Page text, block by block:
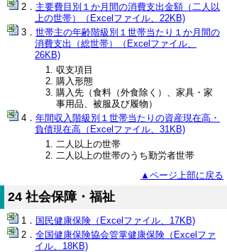
主要費目別１か月間の消費支出金額（二人以
上の世帯）（Excelファイル、22KB)
世帯主の年齢階級別１世帯当たり１か月間の
消費支出（総世帯）（Excelファイル、
26KB)
収支項目
購入形態
購入先（食料（外食除く）、家具・家
事用品、被服及び履物）
年間収入階級別１世帯当たりの資産現在高・
負債現在高（Excelファイル、31KB)
二人以上の世帯
二人以上の世帯のうち勤労者世帯
▲ページ上部に戻る
24 社会保障・福祉
国民健康保険（Excelファイル、17KB)
全国健康保険協会管掌健康保険（Excelファ
イル、18KB)